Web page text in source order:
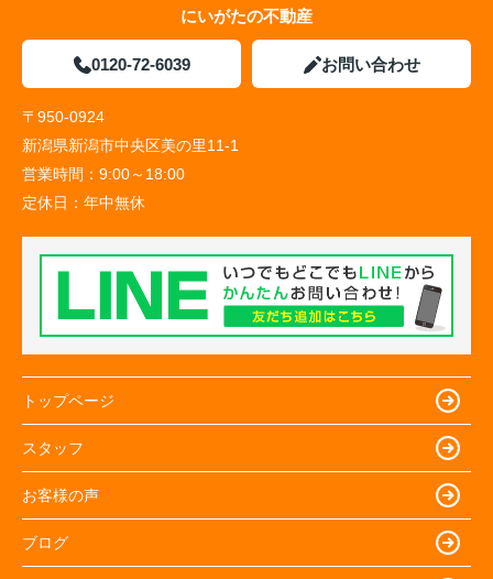
にいがたの不動産
0120-72-6039 お問い合わせ
〒950-0924
新潟県新潟市中央区美の里11-1
営業時間： 9:00～18:00
定休日： 年中無休
トップページ
スタッフ
お客様の声
ブログ